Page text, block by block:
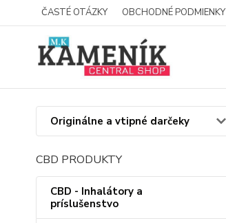
ČASTÉ OTÁZKY OBCHODNÉ PODMIENKY
Originálne a vtipné darčeky
CBD PRODUKTY
CBD - Inhalátory a
príslušenstvo